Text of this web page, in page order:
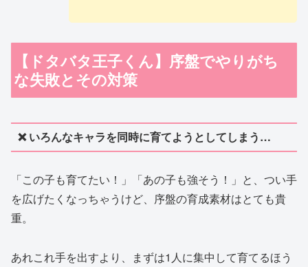
【ドタバタ王子くん】序盤でやりがち
な失敗とその対策
❌ いろんなキャラを同時に育てようとしてしまう…
「この子も育てたい！」「あの子も強そう！」と、つい手
を広げたくなっちゃうけど、序盤の育成素材はとても貴
重。
あれこれ手を出すより、まずは1人に集中して育てるほう